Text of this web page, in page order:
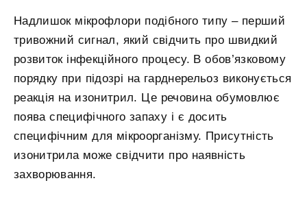
Надлишок мікрофлори подібного типу – перший
тривожний сигнал, який свідчить про швидкий
розвиток інфекційного процесу. В обов’язковому
порядку при підозрі на гарднерельоз виконується
реакція на изонитрил. Це речовина обумовлює
поява специфічного запаху і є досить
специфічним для мікроорганізму. Присутність
изонитрила може свідчити про наявність
захворювання.